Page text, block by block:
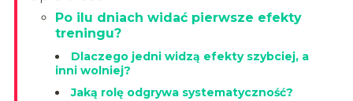
Po ilu dniach widać pierwsze efekty
treningu?
Dlaczego jedni widzą efekty szybciej, a
inni wolniej?
Jaką rolę odgrywa systematyczność?